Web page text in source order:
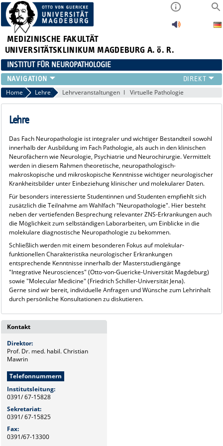
MEDIZINISCHE FAKULTÄT
UNIVERSITÄTSKLINIKUM MAGDEBURG A. ö. R.
INSTITUT FÜR NEUROPATHOLOGIE
TEAM
FORSCHUNG
LEHRE
EINSENDER
LINKS
ZUSÄTZLICHE INFORMATIONEN
Home Lehre Lehrveranstaltungen Virtuelle Pathologie
Lehre
Das Fach Neuropathologie ist integraler und wichtiger Bestandteil sowohl
innerhalb der Ausbildung im Fach Pathologie, als auch in den klinischen
Neurofächern wie Neurologie, Psychiatrie und Neurochirurgie. Vermittelt
werden in diesem Rahmen theoretische, neuropathologisch-
makroskopische und mikroskopische Kenntnisse wichtiger neurologischer
Krankheitsbilder unter Einbeziehung klinischer und molekularer Daten.
Für besonders interessierte Studentinnen und Studenten empfiehlt sich
zusätzlich die Teilnahme am Wahlfach "Neuropathologie". Hier besteht
neben der vertiefenden Besprechung relevanter ZNS-Erkrankungen auch
die Möglichkeit zum selbständigen Laborarbeiten, um Einblicke in die
molekulare diagnostische Neuropathologie zu bekommen.
Schließlich werden mit einem besonderen Fokus auf molekular-
funktionellen Charakteristika neurologischer Erkrankungen
entsprechende Kenntnisse innerhalb der Masterstudiengänge
"Integrative Neurosciences" (Otto-von-Guericke-Universität Magdeburg)
sowie "Molecular Medicine" (Friedrich Schiller-Universität Jena).
Gerne sind wir bereit, individuelle Anfragen und Wünsche zum Lehrinhalt
durch persönliche Konsultationen zu diskutieren.
Kontakt
Direktor:
Prof. Dr. med. habil. Christian
Mawrin
Telefonnummern
Institutsleitung:
0391/ 67-15828
Sekretariat:
0391/ 67-15825
Fax:
0391/67-13300